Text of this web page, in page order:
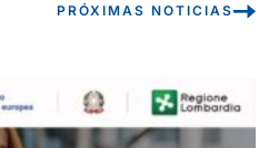
PRÓXIMAS NOTICIAS